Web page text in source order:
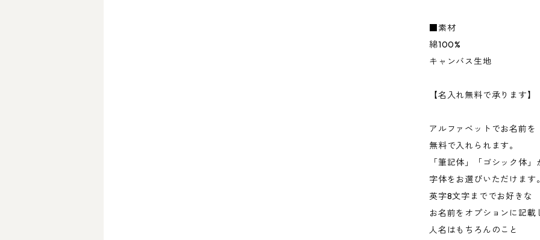
■素材
綿100%
キャンバス生地
【名入れ無料で承ります】
アルファベットでお名前を
無料で入れられます。
「筆記体」「ゴシック体」
字体をお選びいただけます
英字8文字まででお好きな
お名前をオプションに記載
人名はもちろんのこと